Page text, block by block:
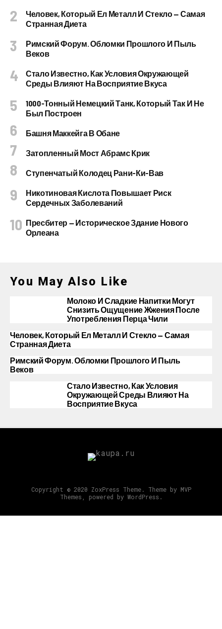
Человек, Который Ел Металл И Стекло — Самая
Странная Диета
Римский Форум. Обломки Прошлого И Пыль
Веков
Стало Известно, Как Условия Окружающей
Среды Влияют На Восприятие Вкуса
1000-Тонный Немецкий Танк, Который Так И Не
Был Построен
Башня Маккейга В Обане
Затопленный Мост Абрамс Крик
Ступенчатый Колодец Рани-Ки-Вав
Никотиновая Кислота Повышает Риск
Сердечных Заболеваний
Пресбитер — Историческое Здание Нового
Орлеана
You May Also Like
Молоко И Сладкие Напитки Могут
Снизить Ощущение Жжения После
Употребления Перца Чили
Человек, Который Ел Металл И Стекло — Самая
Странная Диета
Римский Форум. Обломки Прошлого И Пыль
Веков
Стало Известно, Как Условия
Окружающей Среды Влияют На
Восприятие Вкуса
Copyright © 2020 ZoxPress Theme. Theme by MVP
Themes, powered by WordPress.